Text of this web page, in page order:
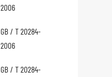
2006
GB / T 20284-
2006
GB / T 20284-